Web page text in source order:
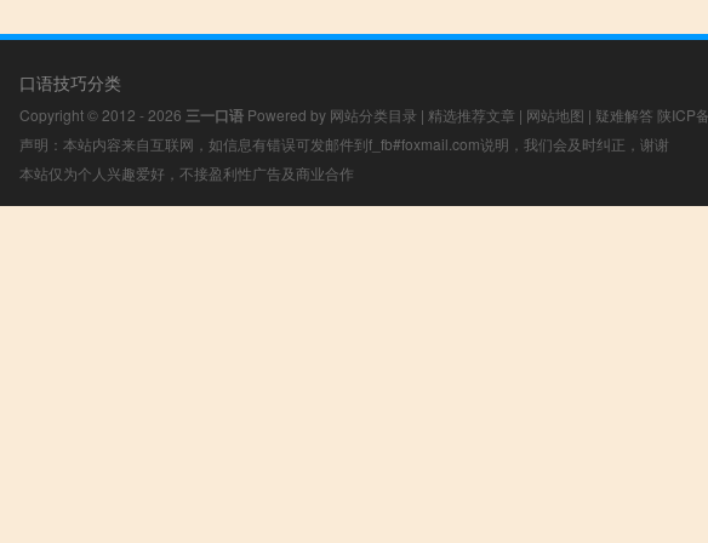
口语技巧分类
Copyright © 2012 - 2026 三一口语 Powered by 网站分类目录 | 精选推荐文章 | 网站地图 | 疑难解答 陕ICP
声明：本站内容来自互联网，如信息有错误可发邮件到f_fb#foxmail.com说明，我们会及时纠正，谢谢
本站仅为个人兴趣爱好，不接盈利性广告及商业合作